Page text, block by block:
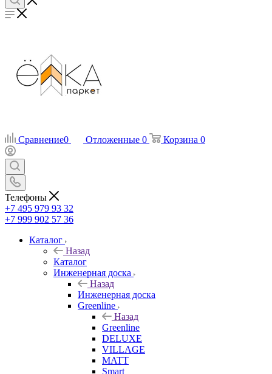
Сравнение0 Отложенные 0 Корзина 0
Телефоны
+7 495 979 93 32
+7 999 902 57 36
Каталог
Назад
Каталог
Инженерная доска
Назад
Инженерная доска
Greenline
Назад
Greenline
DELUXE
VILLAGE
MATT
Smart